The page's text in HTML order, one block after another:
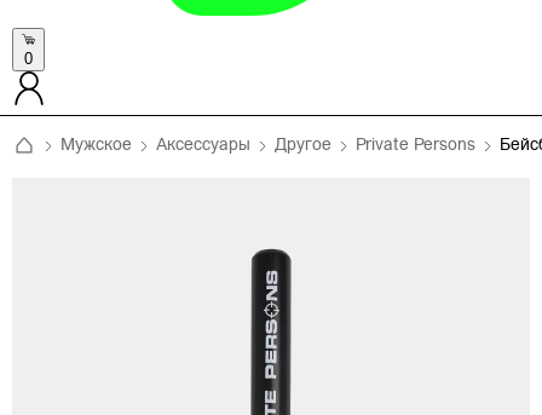
0
Мужское Аксессуары Другое Private Persons